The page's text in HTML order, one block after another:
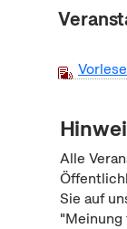
Alle
Sie auf
"Meinung